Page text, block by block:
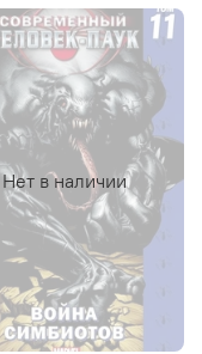
Нет в наличии